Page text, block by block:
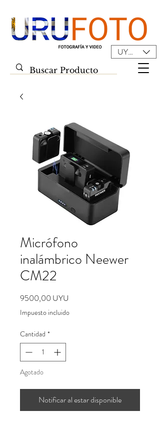
UYU ($U)
Micrófono
inalámbrico Neewer
CM22
9500,00 UYU
Impuesto incluido
Cantidad *
Agotado
Notificar al estar disponible